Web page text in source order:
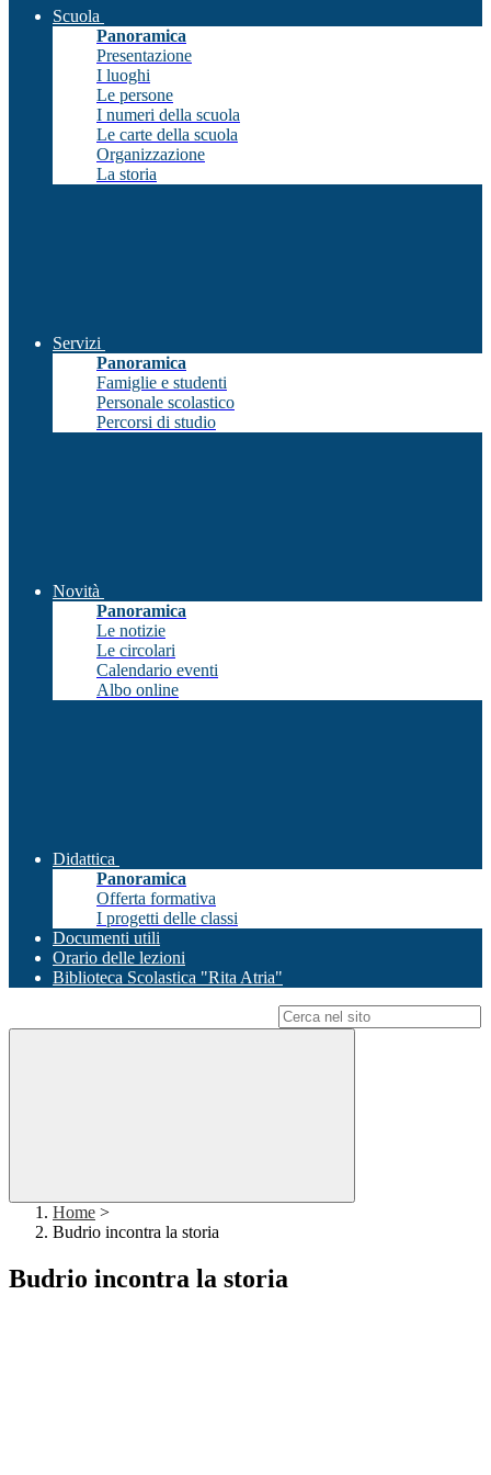
Scuola
Panoramica
Presentazione
I luoghi
Le persone
I numeri della scuola
Le carte della scuola
Organizzazione
La storia
Servizi
Panoramica
Famiglie e studenti
Personale scolastico
Percorsi di studio
Novità
Panoramica
Le notizie
Le circolari
Calendario eventi
Albo online
Didattica
Panoramica
Offerta formativa
I progetti delle classi
Documenti utili
Orario delle lezioni
Biblioteca Scolastica "Rita Atria"
Home >
Budrio incontra la storia
Budrio incontra la storia